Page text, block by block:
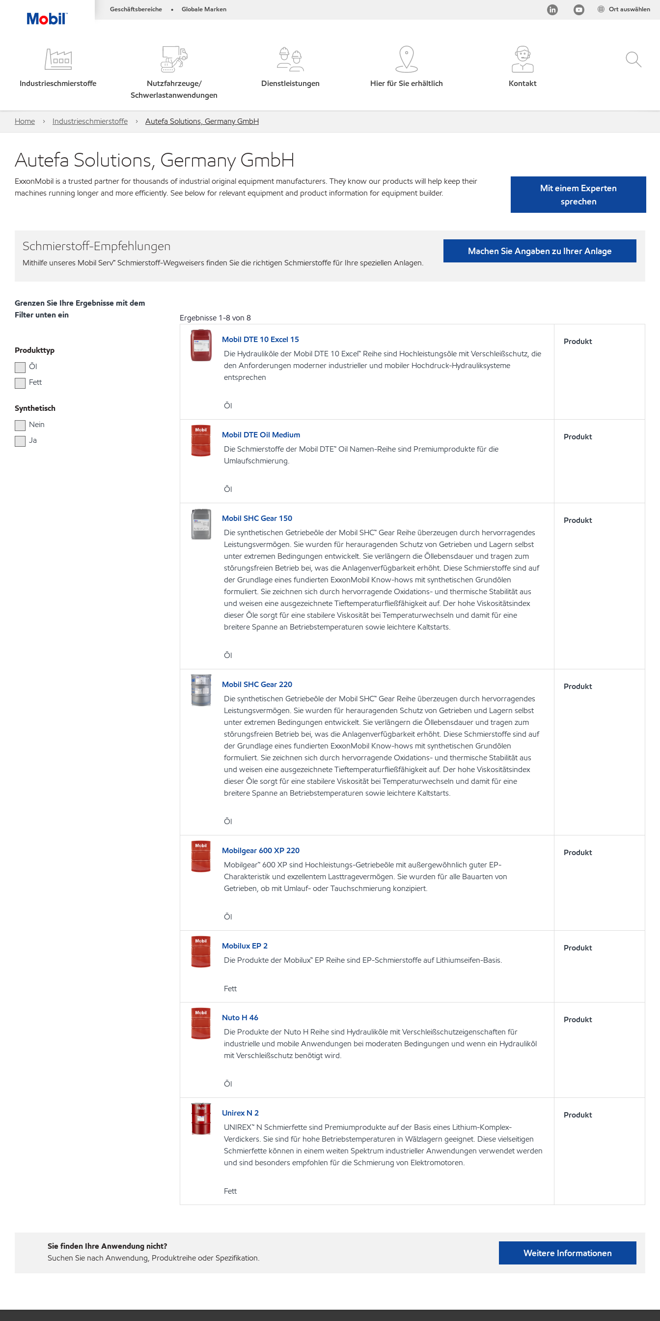
Geschäftsbereiche • Globale Marken Ort auswählen
Industrieschmierstoffe
Nutzfahrzeuge/
Schwerlastanwendungen
Dienstleistungen Hier für Sie erhältlich Kontakt
Home Industrieschmierstoffe Autefa Solutions, Germany GmbH
Autefa Solutions, Germany GmbH
ExxonMobil is a trusted partner for thousands of industrial original equipment manufacturers. They know our products will help keep their
machines running longer and more efficiently. See below for relevant equipment and product information for equipment builder.
Mit einem Experten
sprechen
Schmierstoff-Empfehlungen
Mithilfe unseres Mobil Serv℠ Schmierstoff-Wegweisers finden Sie die richtigen Schmierstoffe für Ihre speziellen Anlagen.
Machen Sie Angaben zu Ihrer Anlage
Grenzen Sie Ihre Ergebnisse mit dem
Filter unten ein
Produkttyp
Öl
Fett
Synthetisch
Nein
Ja
Ergebnisse 1-8von 8
Mobil DTE 10 Excel 15
Die Hydrauliköle der Mobil DTE 10 Excel™ Reihe sind Hochleistungsöle mit Verschleißschutz, die
den Anforderungen moderner industrieller und mobiler Hochdruck-Hydrauliksysteme
entsprechen
Öl
Produkt
Mobil DTE Oil Medium
Die Schmierstoffe der Mobil DTE™ Oil Namen-Reihe sind Premiumprodukte für die
Umlaufschmierung.
Öl
Produkt
Mobil SHC Gear 150
Die synthetischen Getriebeöle der Mobil SHC™ Gear Reihe überzeugen durch hervorragendes
Leistungsvermögen. Sie wurden für herauragenden Schutz von Getrieben und Lagern selbst
unter extremen Bedingungen entwickelt. Sie verlängern die Öllebensdauer und tragen zum
störungsfreien Betrieb bei, was die Anlagenverfügbarkeit erhöht. Diese Schmierstoffe sind auf
der Grundlage eines fundierten ExxonMobil Know-hows mit synthetischen Grundölen
formuliert. Sie zeichnen sich durch hervorragende Oxidations- und thermische Stabilität aus
und weisen eine ausgezeichnete Tieftemperaturfließfähigkeit auf. Der hohe Viskositätsindex
dieser Öle sorgt für eine stabilere Viskosität bei Temperaturwechseln und damit für eine
breitere Spanne an Betriebstemperaturen sowie leichtere Kaltstarts.
Öl
Produkt
Mobil SHC Gear 220
Die synthetischen Getriebeöle der Mobil SHC™ Gear Reihe überzeugen durch hervorragendes
Leistungsvermögen. Sie wurden für herauragenden Schutz von Getrieben und Lagern selbst
unter extremen Bedingungen entwickelt. Sie verlängern die Öllebensdauer und tragen zum
störungsfreien Betrieb bei, was die Anlagenverfügbarkeit erhöht. Diese Schmierstoffe sind auf
der Grundlage eines fundierten ExxonMobil Know-hows mit synthetischen Grundölen
formuliert. Sie zeichnen sich durch hervorragende Oxidations- und thermische Stabilität aus
und weisen eine ausgezeichnete Tieftemperaturfließfähigkeit auf. Der hohe Viskositätsindex
dieser Öle sorgt für eine stabilere Viskosität bei Temperaturwechseln und damit für eine
breitere Spanne an Betriebstemperaturen sowie leichtere Kaltstarts.
Öl
Produkt
Mobilgear 600 XP 220
Mobilgear™ 600 XP sind Hochleistungs-Getriebeöle mit außergewöhnlich guter EP-
Charakteristik und exzellentem Lasttragevermögen. Sie wurden für alle Bauarten von
Getrieben, ob mit Umlauf- oder Tauchschmierung konzipiert.
Öl
Produkt
Mobilux EP 2
Die Produkte der Mobilux™ EP Reihe sind EP-Schmierstoffe auf Lithiumseifen-Basis.
Fett
Produkt
Nuto H 46
Die Produkte der Nuto H Reihe sind Hydrauliköle mit Verschleißschutzeigenschaften für
industrielle und mobile Anwendungen bei moderaten Bedingungen und wenn ein Hydrauliköl
mit Verschleißschutz benötigt wird.
Öl
Produkt
Unirex N 2
UNIREX™ N Schmierfette sind Premiumprodukte auf der Basis eines Lithium-Komplex-
Verdickers. Sie sind für hohe Betriebstemperaturen in Wälzlagern geeignet. Diese vielseitigen
Schmierfette können in einem weiten Spektrum industrieller Anwendungen verwendet werden
und sind besonders empfohlen für die Schmierung von Elektromotoren.
Fett
Produkt
Sie finden Ihre Anwendung nicht?
Suchen Sie nach Anwendung, Produktreihe oder Spezifikation.
Weitere Informationen